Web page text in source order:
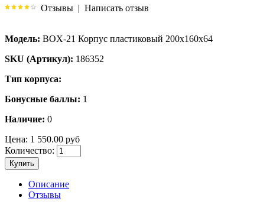
Отзывы | Написать отзыв
Модель: BOX-21 Корпус пластиковый 200х160х64
SKU (Артикул): 186352
Тип корпуса:
Бонусные баллы: 1
Наличие: 0
Цена: 1 550.00 руб
Количество:
Купить
Описание
Отзывы